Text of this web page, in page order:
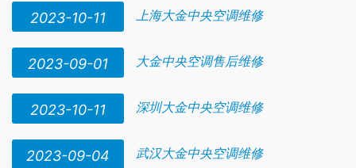
2023-10-11 上海大金中央空调维修
2023-09-01 大金中央空调售后维修
2023-10-11 深圳大金中央空调维修
2023-09-04 武汉大金中央空调维修